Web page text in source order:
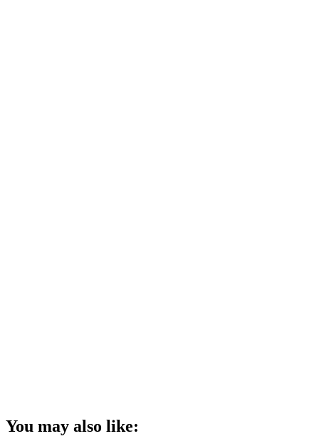
You may also like: